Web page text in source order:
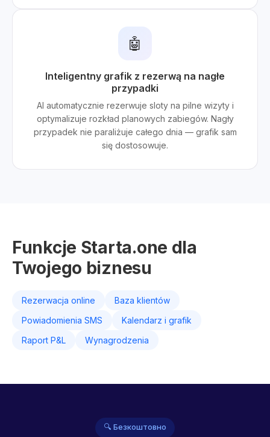
🤖
Inteligentny grafik z rezerwą na nagłe
przypadki
AI automatycznie rezerwuje sloty na pilne wizyty i
optymalizuje rozkład planowych zabiegów. Nagły
przypadek nie paraliżuje całego dnia — grafik sam
się dostosowuje.
Funkcje Starta.one dla
Twojego biznesu
Rezerwacja online
Baza klientów
Powiadomienia SMS
Kalendarz i grafik
Raport P&L
Wynagrodzenia
🔍 Безкоштовно